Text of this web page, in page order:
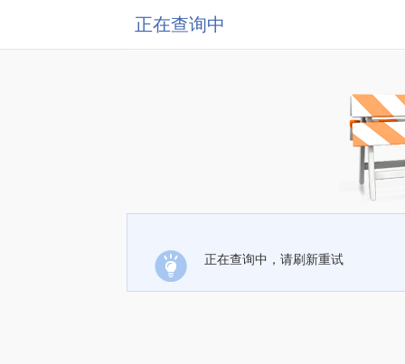
正在查询中
正在查询中，请刷新重试